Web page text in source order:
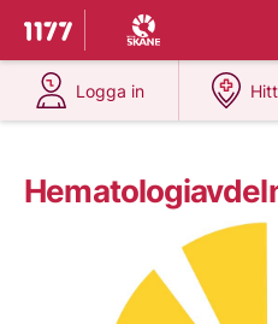
Till startsidan för 1177
Du har valt region
Logga in
på 1177.se